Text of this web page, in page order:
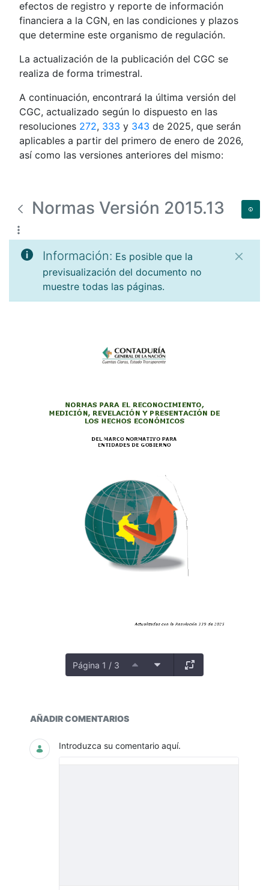
efectos de registro y reporte de información
financiera a la CGN, en las condiciones y plazos
que determine este organismo de regulación.
La actualización de la publicación del CGC se
realiza de forma trimestral.
A continuación, encontrará la última versión del
CGC, actualizado según lo dispuesto en las
resoluciones 272, 333 y 343 de 2025, que serán
aplicables a partir del primero de enero de 2026,
así como las versiones anteriores del mismo:
Normas Versión 2015.13
Información: Es posible que la
previsualización del documento no
muestre todas las páginas.
Página 1 / 3
Catálogo General de Cuentas
AÑADIR COMENTARIOS
Introduzca su comentario aquí.